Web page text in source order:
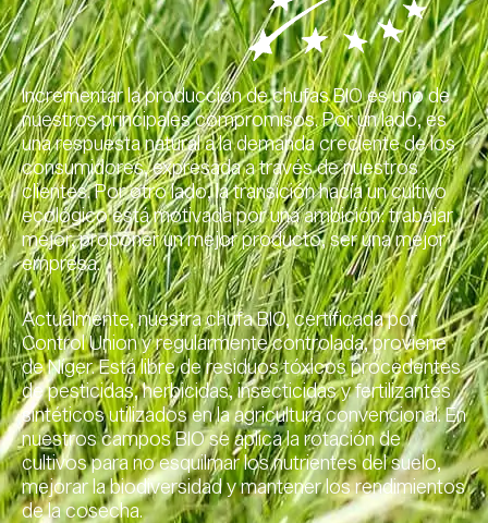
Incrementar la producción de chufas BIO es uno de
nuestros principales compromisos. Por un lado, es
una respuesta natural a la demanda creciente de los
consumidores, expresada a través de nuestros
clientes. Por otro lado, la transición hacía un cultivo
ecológico está motivada por una ambición: trabajar
mejor, proponer un mejor producto, ser una mejor
empresa.
Actualmente, nuestra chufa BIO, certificada por
Control Union y regularmente controlada, proviene
de Níger. Está libre de residuos tóxicos procedentes
de pesticidas, herbicidas, insecticidas y fertilizantes
sintéticos utilizados en la agricultura convencional. En
nuestros campos BIO se aplica la rotación de
cultivos para no esquilmar los nutrientes del suelo,
mejorar la biodiversidad y mantener los rendimientos
de la cosecha.